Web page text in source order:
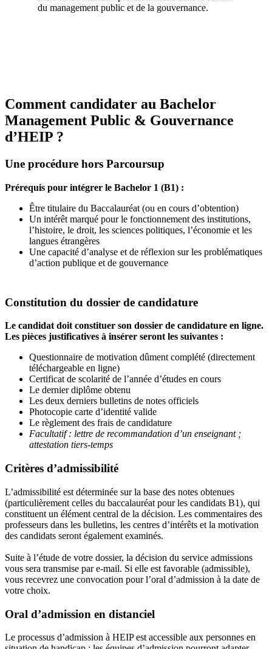
du management public et de la gouvernance.
Comment candidater au Bachelor
Management Public & Gouvernance
d’HEIP ?
Une procédure hors Parcoursup
Prérequis pour intégrer le Bachelor 1 (B1) :
Être titulaire du Baccalauréat (ou en cours d’obtention)
Un intérêt marqué pour le fonctionnement des institutions,
l’histoire, le droit, les sciences politiques, l’économie et les
langues étrangères
Une capacité d’analyse et de réflexion sur les problématiques
d’action publique et de gouvernance
Constitution du dossier de candidature
Le candidat doit constituer son dossier de candidature en ligne.
Les pièces justificatives à insérer seront les suivantes :
Questionnaire de motivation dûment complété (directement
téléchargeable en ligne)
Certificat de scolarité de l’année d’études en cours
Le dernier diplôme obtenu
Les deux derniers bulletins de notes officiels
Photocopie carte d’identité valide
Le règlement des frais de candidature
Facultatif : lettre de recommandation d’un enseignant ;
attestation tiers-temps
Critères d’admissibilité
L’admissibilité est déterminée sur la base des notes obtenues
(particulièrement celles du baccalauréat pour les candidats B1), qui
constituent un élément central de la décision. Les commentaires des
professeurs dans les bulletins, les centres d’intérêts et la motivation
des candidats seront également examinés.
Suite à l’étude de votre dossier, la décision du service admissions
vous sera transmise par e-mail. Si elle est favorable (admissible),
vous recevrez une convocation pour l’oral d’admission à la date de
votre choix.
Oral d’admission en distanciel
Le processus d’admission à HEIP est accessible aux personnes en